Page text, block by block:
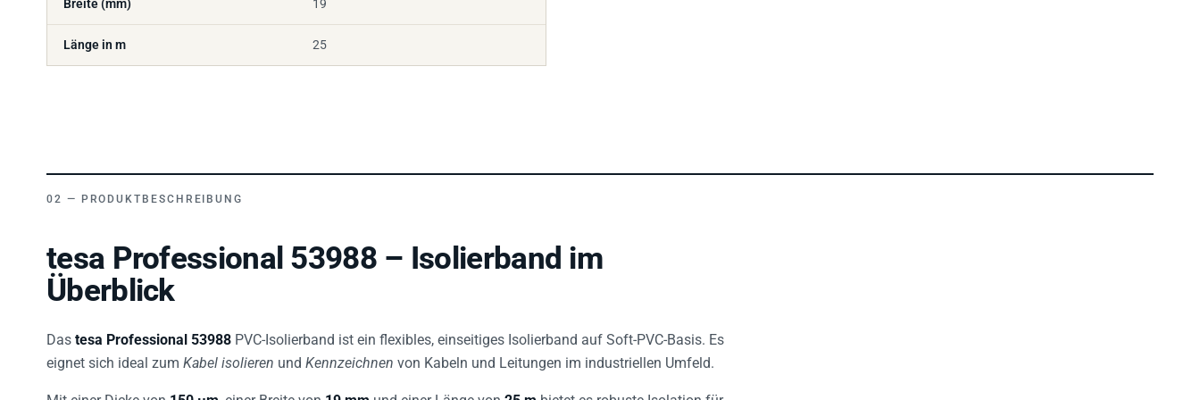
Länge in m 25
PRODUKTBESCHREIBUNG
tesa Professional 53988 – Isolierband im
Überblick
Das tesa Professional 53988 PVC-Isolierband ist ein flexibles, einseitiges Isolierband auf Soft-PVC-Basis. Es
eignet sich ideal zum Kabel isolieren und Kennzeichnen von Kabeln und Leitungen im industriellen Umfeld.
Mit einer Dicke von 150 µm , einer Breite von 19 mm und einer Länge von 25 m bietet es robuste Isolation für